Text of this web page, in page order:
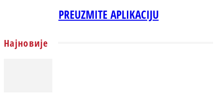
PREUZMITE APLIKACIJU
Најновије